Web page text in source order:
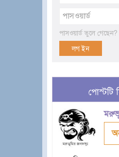
পাসওয়ার্ড ভুলে গেছেন?
পোস্টটি